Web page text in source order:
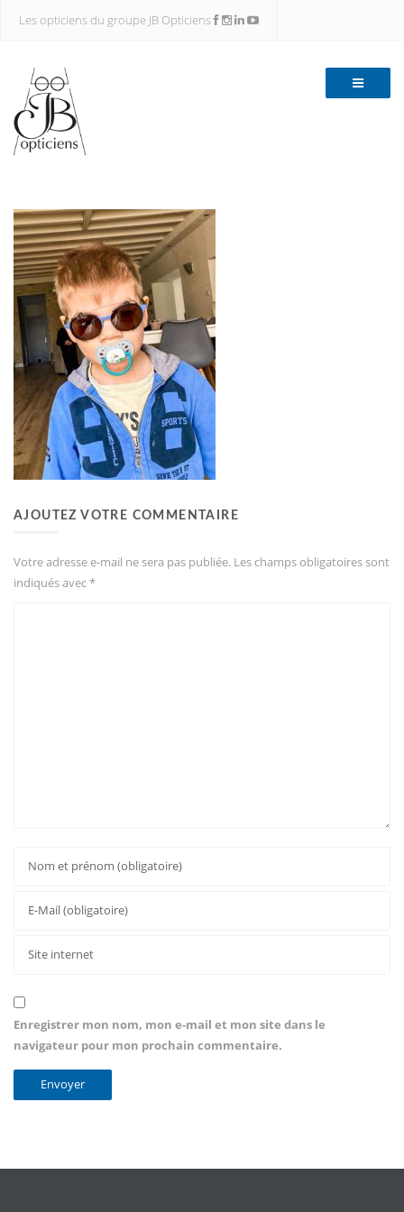
Les opticiens du groupe JB Opticiens
AJOUTEZ VOTRE COMMENTAIRE
Votre adresse e-mail ne sera pas publiée. Les champs obligatoires sont
indiqués avec*
Enregistrer mon nom, mon e-mail et mon site dans le
navigateur pour mon prochain commentaire.